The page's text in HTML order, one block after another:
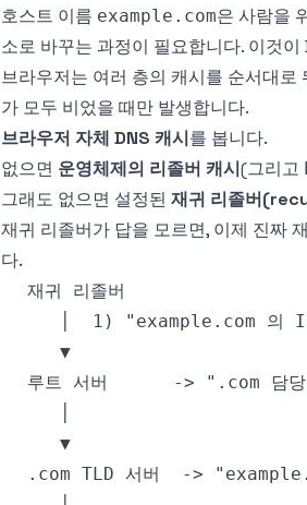
호스트 이름 example.com은 사람을
소로 바꾸는 과정이 필요합니다. 이것
브라우저는 여러 층의 캐시를 순서대로
가 모두 비었을 때만 발생합니다.
브라우저 자체 DNS 캐시를 봅니다.
없으면 운영체제의 리졸버 캐시(그리고
그래도 없으면 설정된 재귀 리졸버
재귀 리졸버가 답을 모르면, 이제 진짜
다.